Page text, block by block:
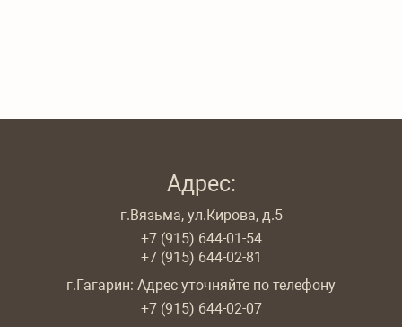
Адрес:
г.Вязьма, ул.Кирова, д.5
+7 (915) 644-01-54
+7 (915) 644-02-81
г.Гагарин: Адрес уточняйте по телефону
+7 (915) 644-02-07